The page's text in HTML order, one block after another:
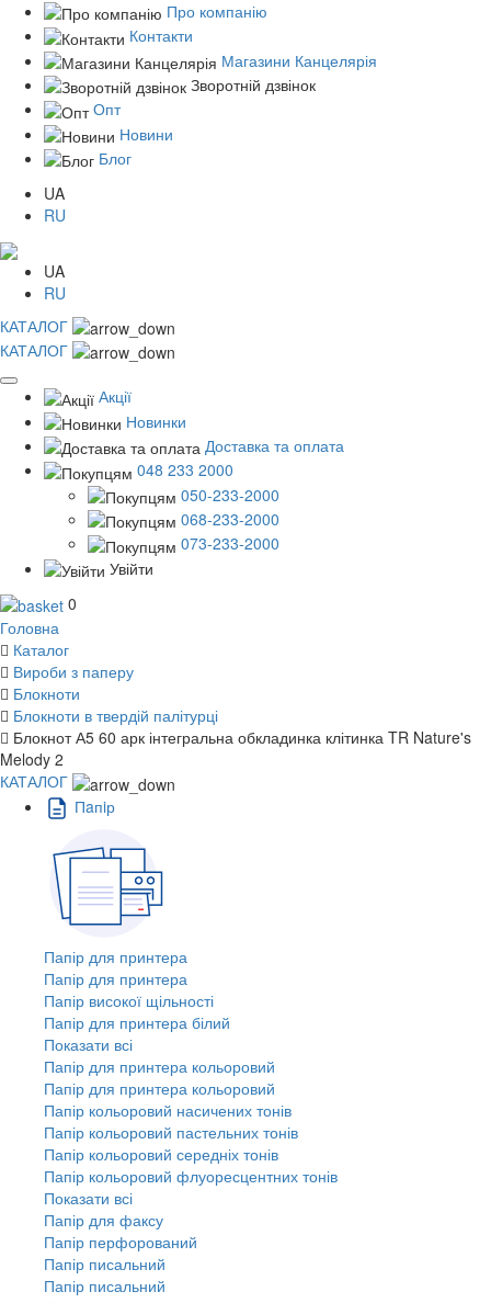
Про компанію
Контакти
Магазини Канцелярія
Зворотній дзвінок
Опт
Новини
Блог
UA
RU
UA
RU
КАТАЛОГ
КАТАЛОГ
Акції
Новинки
Доставка та оплата
048 233 2000
050-233-2000
068-233-2000
073-233-2000
Увійти
0
Головна
Каталог
Вироби з паперу
Блокноти
Блокноти в твердій палітурці
Блокнот А5 60 арк інтегральна обкладинка клітинка TR Nature's
Melody 2
КАТАЛОГ
Пaпiр
Папір для принтера
Папір для принтера
Папір високої щільності
Папір для принтера білий
Показати всі
Папір для принтера кольоровий
Папір для принтера кольоровий
Папір кольоровий насичених тонів
Папір кольоровий пастельних тонів
Папір кольоровий середніх тонів
Папір кольоровий флуоресцентних тонів
Показати всі
Папір для факсу
Папір перфорований
Папір писальний
Папір писальний